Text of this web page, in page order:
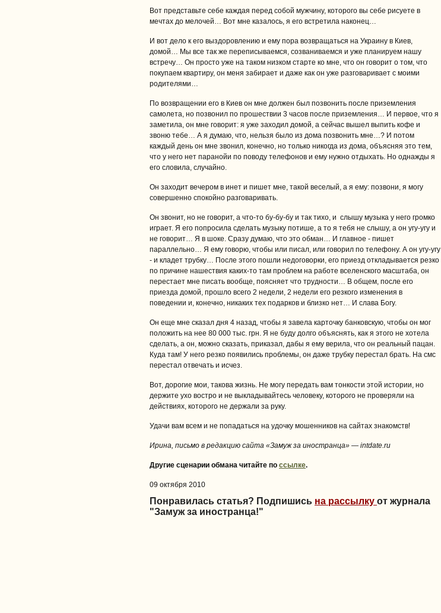
Вот представьте себе каждая перед собой мужчину, которого вы себе рисуете в
мечтах до мелочей… Вот мне казалось, я его встретила наконец…
И вот дело к его выздоровлению и ему пора возвращаться на Украину в Киев,
домой… Мы все так же переписываемся, созваниваемся и уже планируем нашу
встречу… Он просто уже на таком низком старте ко мне, что он говорит о том, что
покупаем квартиру, он меня забирает и даже как он уже разговаривает с моими
родителями…
По возвращении его в Киев он мне должен был позвонить после приземления
самолета, но позвонил по прошествии 3 часов после приземления… И первое, что я
заметила, он мне говорит: я уже заходил домой, а сейчас вышел выпить кофе и
звоню тебе… А я думаю, что, нельзя было из дома позвонить мне…? И потом
каждый день он мне звонил, конечно, но только никогда из дома, объясняя это тем,
что у него нет паранойи по поводу телефонов и ему нужно отдыхать. Но однажды я
его словила, случайно.
Он заходит вечером в инет и пишет мне, такой веселый, а я ему: позвони, я могу
совершенно спокойно разговаривать.
Он звонит, но не говорит, а что-то бу-бу-бу и так тихо, и слышу музыка у него громко
играет. Я его попросила сделать музыку потише, а то я тебя не слышу, а он угу-угу и
не говорит… Я в шоке. Сразу думаю, что это обман… И главное ‑ пишет
параллельно… Я ему говорю, чтобы или писал, или говорил по телефону. А он угу-угу
‑ и кладет трубку… После этого пошли недоговорки, его приезд откладывается резко
по причине нашествия каких-то там проблем на работе вселенского масштаба, он
перестает мне писать вообще, поясняет что трудности… В общем, после его
приезда домой, прошло всего 2 недели, 2 недели его резкого изменения в
поведении и, конечно, никаких тех подарков и близко нет… И слава Богу.
Он еще мне сказал дня 4 назад, чтобы я завела карточку банковскую, чтобы он мог
положить на нее 80 000 тыс. грн. Я не буду долго объяснять, как я этого не хотела
сделать, а он, можно сказать, приказал, дабы я ему верила, что он реальный пацан.
Куда там! У него резко появились проблемы, он даже трубку перестал брать. На смс
перестал отвечать и исчез.
Вот, дорогие мои, такова жизнь. Не могу передать вам тонкости этой истории, но
держите ухо востро и не выкладывайтесь человеку, которого не проверяли на
действиях, которого не держали за руку.
Удачи вам всем и не попадаться на удочку мошенников на сайтах знакомств!
Ирина, письмо в редакцию сайта «Замуж за иностранца» — intdate.ru
Другие сценарии обмана читайте по ссылке.
09 октября 2010
Понравилась статья? Подпишись на рассылку от журнала
"Замуж за иностранца!"